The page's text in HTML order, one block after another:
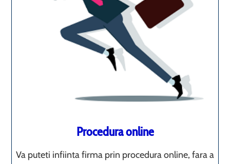
Procedura online
Va puteti infiinta firma prin procedura online, fara a